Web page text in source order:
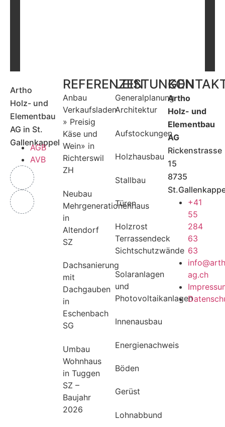
Artho
Holz- und
Elementbau
AG in St.
Gallenkappel
AGB
AVB
REFERENZEN
Anbau
Verkaufsladen
» Preisig
Käse und
Wein» in
Richterswil
ZH
Neubau
Mehrgenerationenhaus
in
Altendorf
SZ
Dachsanierung
mit
Dachgauben
in
Eschenbach
SG
Umbau
Wohnhaus
in Tuggen
SZ –
Baujahr
2026
LEISTUNGEN
Generalplanung
Architektur
Aufstockungen
Holzhausbau
Stallbau
Türen
Holzrost
Terrassendeck
Sichtschutzwände
Solaranlagen
und
Photovoltaikanlagen
Innenausbau
Energienachweis
Böden
Gerüst
Lohnabbund
Artho
Holz- und
Elementbau
AG
Rickenstrasse
15
8735
+41
55
284
63
63
ag.ch